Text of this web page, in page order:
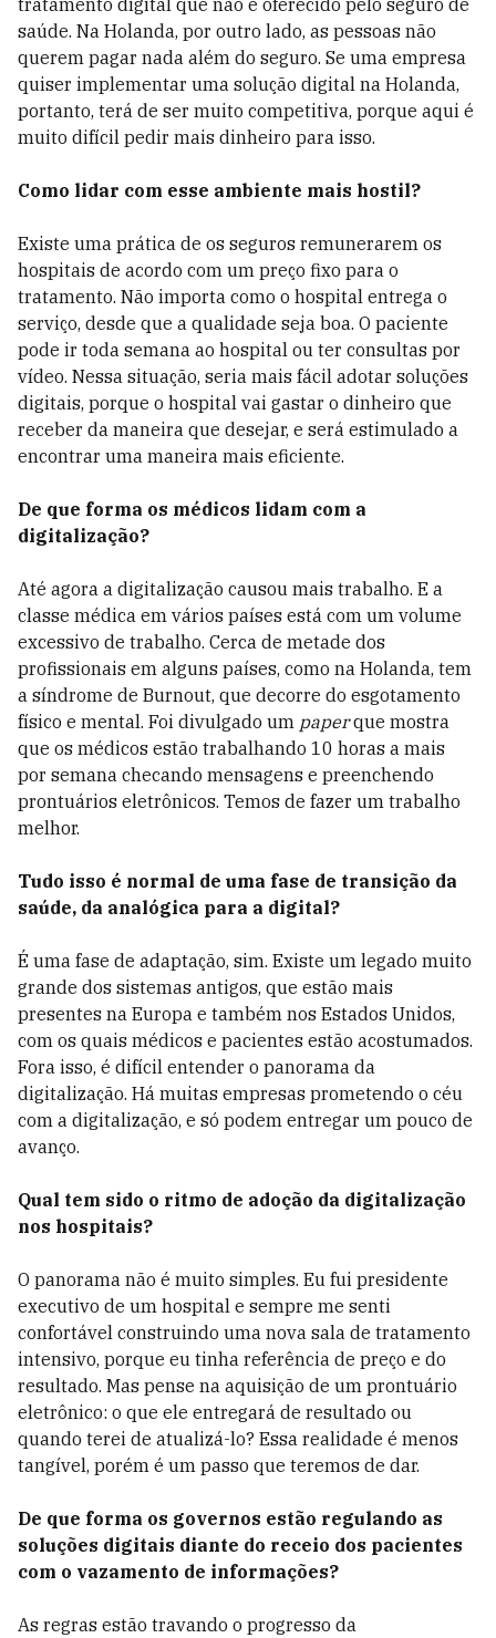
saúde. Na Holanda, por outro lado, as pessoas não
querem pagar nada além do seguro. Se uma empresa
quiser implementar uma solução digital na Holanda,
portanto, terá de ser muito competitiva, porque aqui é
muito difícil pedir mais dinheiro para isso.
Como lidar com esse ambiente mais hostil?
Existe uma prática de os seguros remunerarem os
hospitais de acordo com um preço fixo para o
tratamento. Não importa como o hospital entrega o
serviço, desde que a qualidade seja boa. O paciente
pode ir toda semana ao hospital ou ter consultas por
vídeo. Nessa situação, seria mais fácil adotar soluções
digitais, porque o hospital vai gastar o dinheiro que
receber da maneira que desejar, e será estimulado a
encontrar uma maneira mais eficiente.
De que forma os médicos lidam com a
digitalização?
Até agora a digitalização causou mais trabalho. E a
classe médica em vários países está com um volume
excessivo de trabalho. Cerca de metade dos
profissionais em alguns países, como na Holanda, tem
a síndrome de Burnout, que decorre do esgotamento
físico e mental. Foi divulgado um paperque mostra
que os médicos estão trabalhando 10 horas a mais
por semana checando mensagens e preenchendo
prontuários eletrônicos. Temos de fazer um trabalho
melhor.
Tudo isso é normal de uma fase de transição da
saúde, da analógica para a digital?
É uma fase de adaptação, sim. Existe um legado muito
grande dos sistemas antigos, que estão mais
presentes na Europa e também nos Estados Unidos,
com os quais médicos e pacientes estão acostumados.
Fora isso, é difícil entender o panorama da
digitalização. Há muitas empresas prometendo o céu
com a digitalização, e só podem entregar um pouco de
avanço.
Qual tem sido o ritmo de adoção da digitalização
nos hospitais?
O panorama não é muito simples. Eu fui presidente
executivo de um hospital e sempre me senti
confortável construindo uma nova sala de tratamento
intensivo, porque eu tinha referência de preço e do
resultado. Mas pense na aquisição de um prontuário
eletrônico: o que ele entregará de resultado ou
quando terei de atualizá-lo? Essa realidade é menos
tangível, porém é um passo que teremos de dar.
De que forma os governos estão regulando as
soluções digitais diante do receio dos pacientes
com o vazamento de informações?
As regras estão travando o progresso da